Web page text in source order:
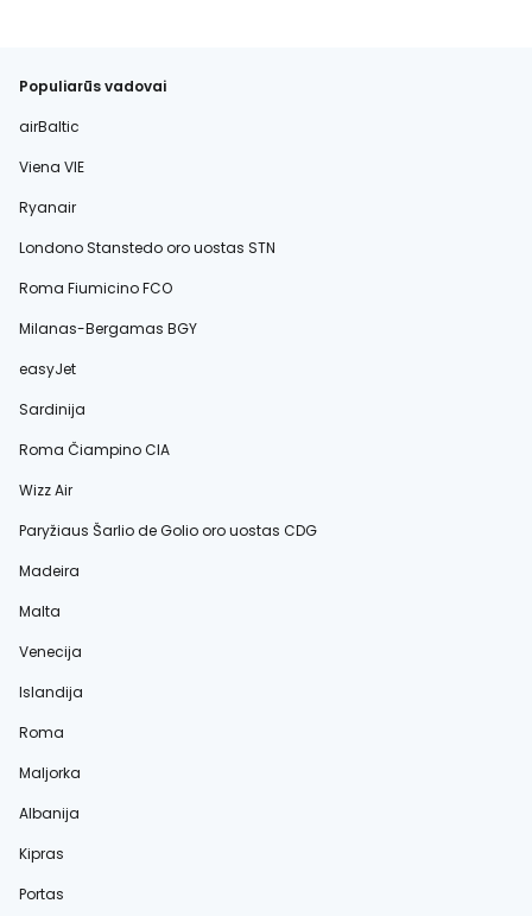
Populiarūs vadovai
airBaltic
Viena VIE
Ryanair
Londono Stanstedo oro uostas STN
Roma Fiumicino FCO
Milanas-Bergamas BGY
easyJet
Sardinija
Roma Čiampino CIA
Wizz Air
Paryžiaus Šarlio de Golio oro uostas CDG
Madeira
Malta
Venecija
Islandija
Roma
Maljorka
Albanija
Kipras
Portas